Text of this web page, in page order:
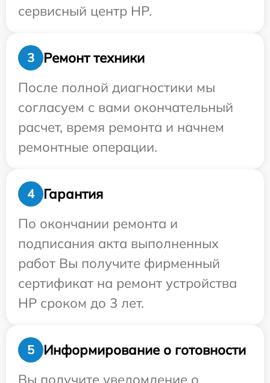
сервисный центр HP.
3
Ремонт техники
После полной диагностики мы
согласуем с вами окончательный
расчет, время ремонта и начнем
ремонтные операции.
4
Гарантия
По окончании ремонта и
подписания акта выполненных
работ Вы получите фирменный
сертификат на ремонт устройства
HP сроком до 3 лет.
5
Информирование о готовности
Вы получите уведомление о